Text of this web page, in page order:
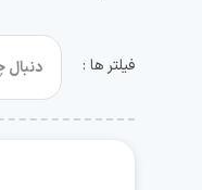
فیلتر ها :